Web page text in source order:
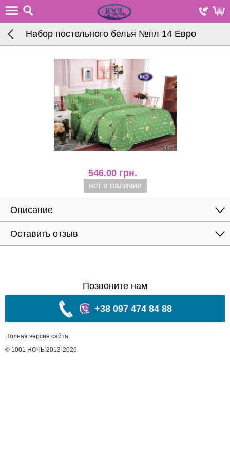
Набор постельного белья №пл 14 Евро
546.00 грн.
нет в наличии
Описание
Оставить отзыв
Позвоните нам
+38 097 474 84 88
Полная версия сайта
© 1001 НОЧЬ 2013-2026